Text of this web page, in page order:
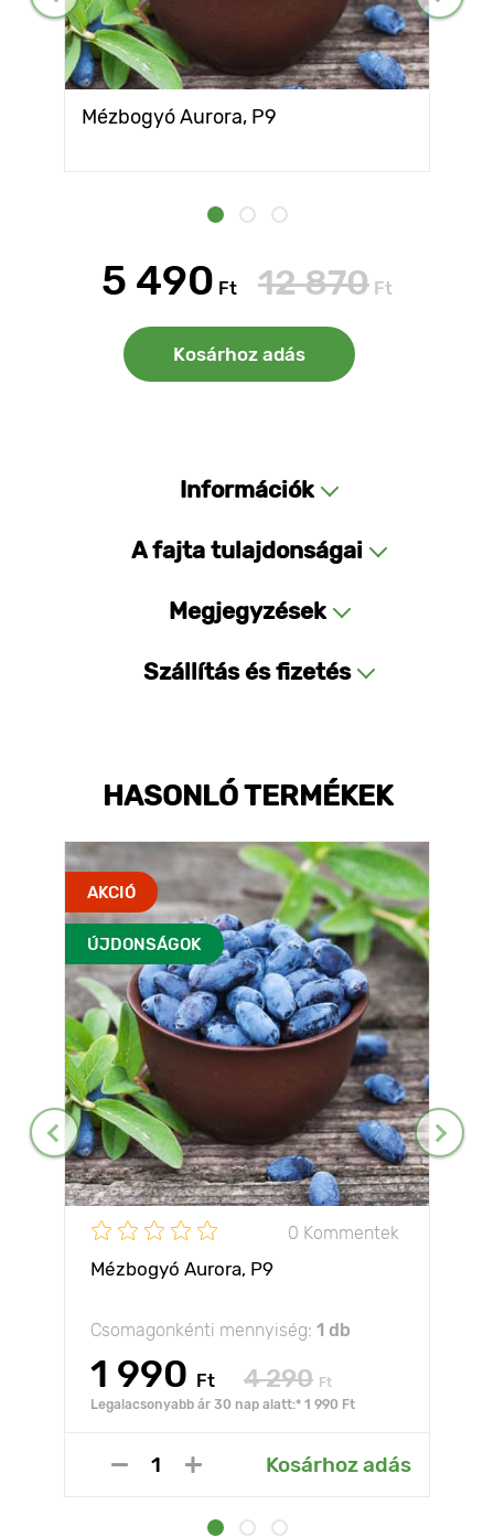
Mézbogyó Aurora, P9
5 490 Ft 12 870 Ft
Kosárhoz adás
Információk
A fajta tulajdonságai
Megjegyzések
Szállítás és fizetés
HASONLÓ TERMÉKEK
AKCIÓ
ÚJDONSÁGOK
0 Kommentek
Mézbogyó Aurora, P9
Csomagonkénti mennyiség: 1 db
1 990 Ft 4 290 Ft
Legalacsonyabb ár 30 nap alatt:* 1 990 Ft
Kosárhoz adás